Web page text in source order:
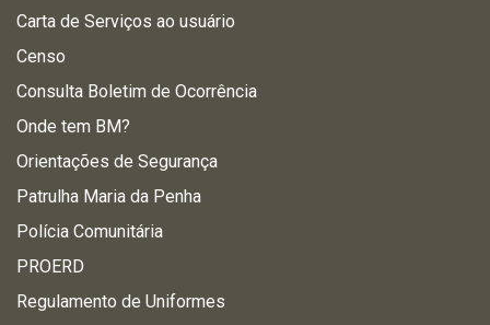
Carta de Serviços ao usuário
Censo
Consulta Boletim de Ocorrência
Onde tem BM?
Orientações de Segurança
Patrulha Maria da Penha
Polícia Comunitária
PROERD
Regulamento de Uniformes